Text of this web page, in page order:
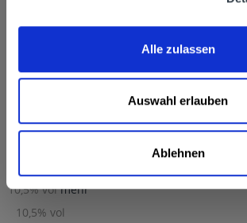
Alle zulassen
Auswahl erlauben
Ablehnen
Anmerkung: Sofern Allergene vorhanden
Winzergenossenschaft, Weinstraße 130,
Winzergenossenschaft, Weinstraße 130,
Alkoholgehalt
10,5% volmehr
10,5% vol